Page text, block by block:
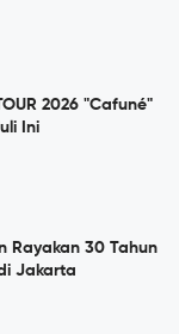
2026 "Cafuné"
Ini
Rayakan 30 Tahun
Jakarta